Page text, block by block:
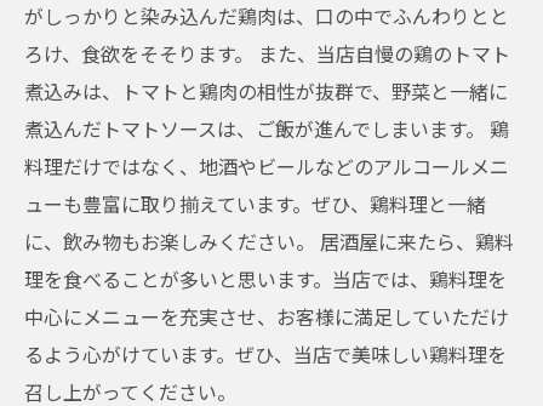
がしっかりと染み込んだ鶏肉は、口の中でふんわりとと
ろけ、食欲をそそります。 また、当店自慢の鶏のトマト
煮込みは、トマトと鶏肉の相性が抜群で、野菜と一緒に
煮込んだトマトソースは、ご飯が進んでしまいます。 鶏
料理だけではなく、地酒やビールなどのアルコールメニ
ューも豊富に取り揃えています。ぜひ、鶏料理と一緒
に、飲み物もお楽しみください。 居酒屋に来たら、鶏料
理を食べることが多いと思います。当店では、鶏料理を
中心にメニューを充実させ、お客様に満足していただけ
るよう心がけています。ぜひ、当店で美味しい鶏料理を
召し上がってください。